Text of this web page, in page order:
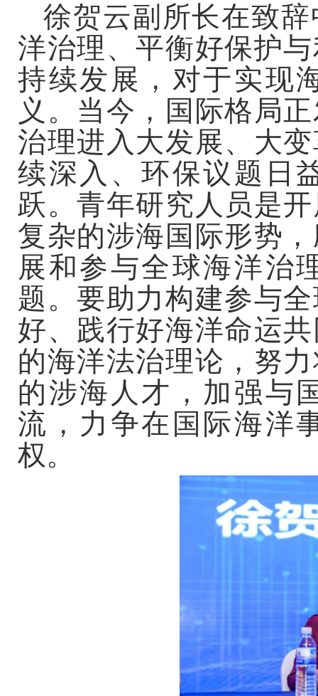
徐贺云副所长在致
洋治理、平衡好保护
持续发展，对于实现
义。当今，国际格局
治理进入大发展、大
续深入、环保议题日
跃。青年研究人员是
复杂的涉海国际形势
展和参与全球海洋治
题。要助力构建参与
好、践行好海洋命运
的海洋法治理论，努
的涉海人才，加强与
流，力争在国际海洋
权。